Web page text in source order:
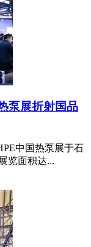
泵展折射国品
中国热泵展于石
览面积达...